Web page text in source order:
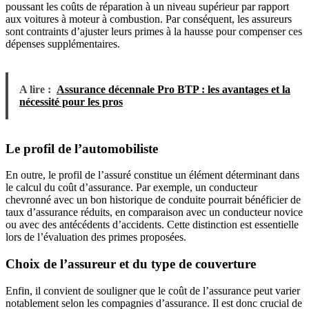
poussant les coûts de réparation à un niveau supérieur par rapport
aux voitures à moteur à combustion. Par conséquent, les assureurs
sont contraints d’ajuster leurs primes à la hausse pour compenser ces
dépenses supplémentaires.
A lire : Assurance décennale Pro BTP : les avantages et la
nécessité pour les pros
Le profil de l’automobiliste
En outre, le profil de l’assuré constitue un élément déterminant dans
le calcul du coût d’assurance. Par exemple, un conducteur
chevronné avec un bon historique de conduite pourrait bénéficier de
taux d’assurance réduits, en comparaison avec un conducteur novice
ou avec des antécédents d’accidents. Cette distinction est essentielle
lors de l’évaluation des primes proposées.
Choix de l’assureur et du type de couverture
Enfin, il convient de souligner que le coût de l’assurance peut varier
notablement selon les compagnies d’assurance. Il est donc crucial de